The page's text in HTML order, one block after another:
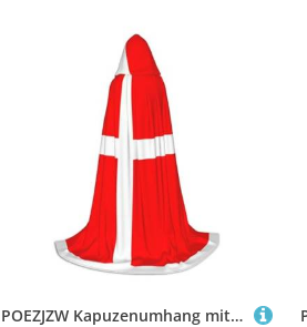
POEZJZW Kapuzenumhang mit dänischem Flaggenmuster, Umhang für Erwachsene, Herren, Damen, Weihnachts-Kapuzenpullover, Cosplay-Kostüm, Größe M